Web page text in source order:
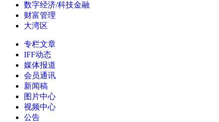
数字经济/科技金融
财富管理
大湾区
专栏文章
IFF动态
媒体报道
会员通讯
新闻稿
图片中心
视频中心
公告